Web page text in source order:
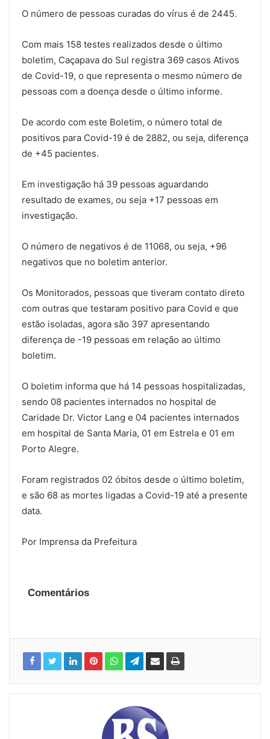
O número de pessoas curadas do vírus é de 2445.
Com mais 158 testes realizados desde o último
boletim, Caçapava do Sul registra 369 casos Ativos
de Covid-19, o que representa o mesmo número de
pessoas com a doença desde o último informe.
De acordo com este Boletim, o número total de
positivos para Covid-19 é de 2882, ou seja, diferença
de +45 pacientes.
Em investigação há 39 pessoas aguardando
resultado de exames, ou seja +17 pessoas em
investigação.
O número de negativos é de 11068, ou seja, +96
negativos que no boletim anterior.
Os Monitorados, pessoas que tiveram contato direto
com outras que testaram positivo para Covid e que
estão isoladas, agora são 397 apresentando
diferença de -19 pessoas em relação ao último
boletim.
O boletim informa que há 14 pessoas hospitalizadas,
sendo 08 pacientes internados no hospital de
Caridade Dr. Victor Lang e 04 pacientes internados
em hospital de Santa Maria, 01 em Estrela e 01 em
Porto Alegre.
Foram registrados 02 óbitos desde o último boletim,
e são 68 as mortes ligadas a Covid-19 até a presente
data.
Por Imprensa da Prefeitura
Comentários